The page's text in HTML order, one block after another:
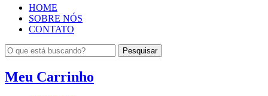
HOME
SOBRE NÓS
CONTATO
Pesquisar
Meu Carrinho